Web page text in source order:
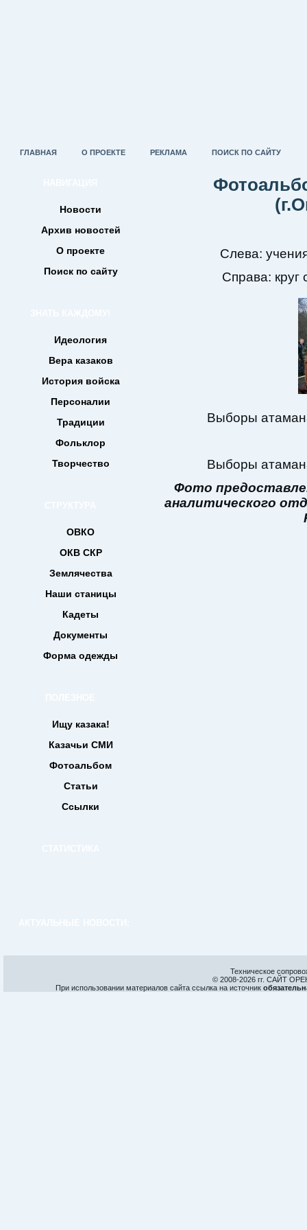
ГЛАВНАЯ О ПРОЕКТЕ РЕКЛАМА ПОИСК ПО САЙТУ
Новости
Архив новостей
О проекте
Поиск по сайту
Идеология
Вера казаков
История войска
Персоналии
Традиции
Фольклор
Творчество
ОВКО
ОКВ СКР
Землячества
Наши станицы
Кадеты
Документы
Форма одежды
Ищу казака!
Казачьи СМИ
Фотоальбом
Статьи
Ссылки
Слева:
Справа: круг
Выборы
Выборы
Фото
аналитического
Техническое
© 2008-2026 гг. САЙТ
При использовании материалов сайта ссылка на источник